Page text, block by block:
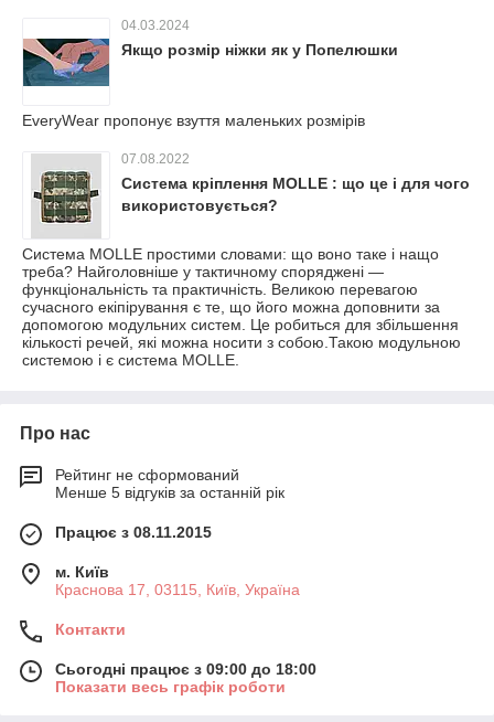
04.03.2024
Якщо розмір ніжки як у Попелюшки
EveryWear пропонує взуття маленьких розмірів
07.08.2022
Система кріплення MOLLE : що це і для чого
використовується?
Система MOLLE простими словами: що воно таке і нащо
треба? Найголовніше у тактичному споряджені —
функціональність та практичність. Великою перевагою
сучасного екіпірування є те, що його можна доповнити за
допомогою модульних систем. Це робиться для збільшення
кількості речей, які можна носити з собою.Такою модульною
системою і є система MOLLE.
Про нас
Рейтинг не сформований
Менше 5 відгуків за останній рік
Працює з 08.11.2015
м. Київ
Краснова 17, 03115, Київ, Україна
Контакти
Сьогодні працює з 09:00 до 18:00
Показати весь графік роботи